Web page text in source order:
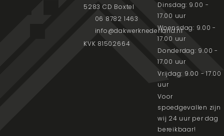
5283 CD Boxtel
06 8782 1463
info@dakwerknederland.nl
KVK 81502664
Dinsdag: 9.00 -
17.00 uur
Woensdag: 9.00 -
17.00 uur
Donderdag: 9.00 -
17.00 uur
Vrijdag: 9.00 - 17.00
uur
Voor
spoedgevallen zijn
wij 24 uur per dag
bereikbaar!